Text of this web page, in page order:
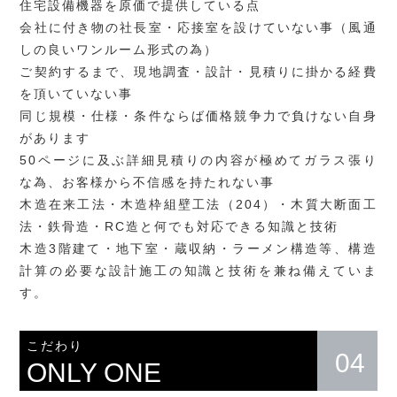
住宅設備機器を原価で提供している点
会社に付き物の社長室・応接室を設けていない事（風通
しの良いワンルーム形式の為）
ご契約するまで、現地調査・設計・見積りに掛かる経費
を頂いていない事
同じ規模・仕様・条件ならば価格競争力で負けない自身
があります
50ページに及ぶ詳細見積りの内容が極めてガラス張り
な為、お客様から不信感を持たれない事
木造在来工法・木造枠組壁工法（204）・木質大断面工
法・鉄骨造・RC造と何でも対応できる知識と技術
木造3階建て・地下室・蔵収納・ラーメン構造等、構造
計算の必要な設計施工の知識と技術を兼ね備えていま
す。
こだわり
ONLY ONE 04